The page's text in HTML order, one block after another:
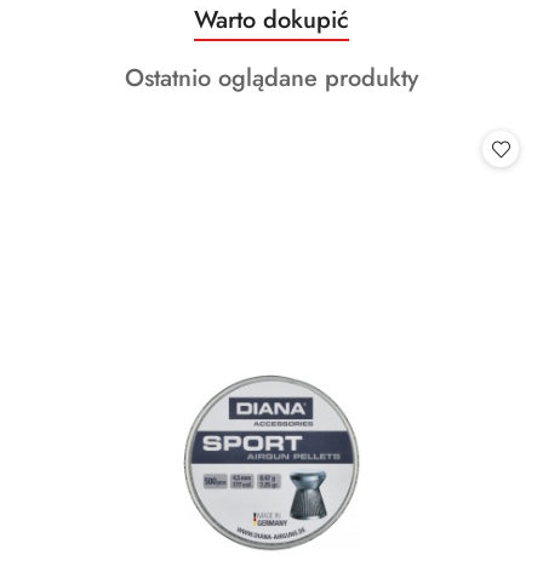
Pomiń karuzelę produktów
Produkty
o
statusie:
Warto dokupić
Produkty
Ostatnio oglądane produkty